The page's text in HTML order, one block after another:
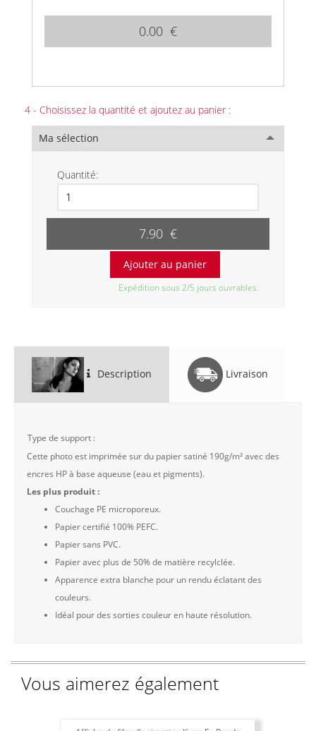
0.00 €
4 - Choisissez la quantité et ajoutez au panier :
Ma sélection
Quantité:
7.90 €
Expédition sous 2/5 jours ouvrables.
Description Livraison
Type de support :
Cette photo est imprimée sur du papier satiné 190g/m² avec des
encres HP à base aqueuse (eau et pigments).
Les plus produit :
Couchage PE microporeux.
Papier certifié 100% PEFC.
Papier sans PVC.
Papier avec plus de 50% de matière recylclée.
Apparence extra blanche pour un rendu éclatant des
couleurs.
Idéal pour des sorties couleur en haute résolution.
Vous aimerez également